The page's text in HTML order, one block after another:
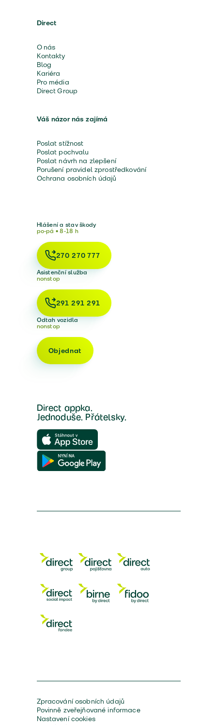
Direct
O nás
Kontakty
Blog
Kariéra
Pro média
Direct Group
Váš názor nás zajímá
Poslat stížnost
Poslat pochvalu
Poslat návrh na zlepšení
Porušení pravidel zprostředkování
Ochrana osobních údajů
Hlášení a stav škody
po-pá • 8-18 h
270 270 777
Asistenční služba
nonstop
291 291 291
Odtah vozidla
nonstop
Objednat
Direct appka.
Jednoduše. Přátelsky.
Zpracování osobních údajů
Povinně zveřejňované informace
Nastavení cookies